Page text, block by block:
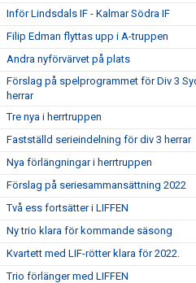
Inför Lindsdals IF - Kalmar Södra IF
Filip Edman flyttas upp i A-truppen
Andra nyförvärvet på plats
Förslag på spelprogrammet för Div 3
herrar
Tre nya i herrtruppen
Fastställd serieindelning för div 3 herrar
Nya förlängningar i herrtruppen
Förslag på seriesammansättning 2022
Två ess fortsätter i LIFFEN
Ny trio klara för kommande säsong
Kvartett med LIF-rötter klara för 2022.
Trio förlänger med LIFFEN